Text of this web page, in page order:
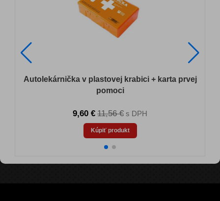
Autolekárnička v plastovej krabici + karta prvej
pomoci
9,60 € 11,56 € s DPH
Kúpiť produkt